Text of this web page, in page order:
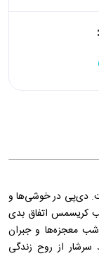
دی‌پی در خوشی‌ها و
کریسمس اتفاق بدی
معجزه‌ها و جبران
از روح زندگی